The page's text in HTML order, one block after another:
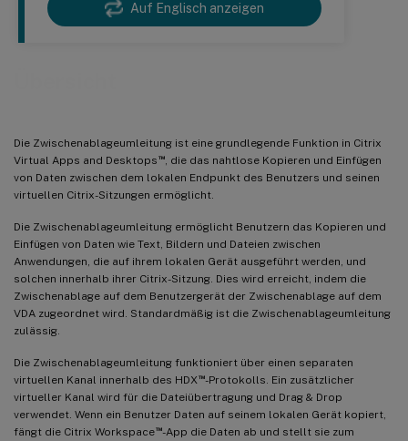
Auf Englisch anzeigen
Die Zwischenablageumleitung ist eine grundlegende Funktion in Citrix
Virtual Apps and Desktops ™, die das nahtlose Kopieren und Einfügen
von Daten zwischen dem lokalen Endpunkt des Benutzers und seinen
virtuellen Citrix-Sitzungen ermöglicht.
Die Zwischenablageumleitung ermöglicht Benutzern das Kopieren und
Einfügen von Daten wie Text, Bildern und Dateien zwischen
Anwendungen, die auf ihrem lokalen Gerät ausgeführt werden, und
solchen innerhalb ihrer Citrix-Sitzung. Dies wird erreicht, indem die
Zwischenablage auf dem Benutzergerät der Zwischenablage auf dem
VDA zugeordnet wird. Standardmäßig ist die Zwischenablageumleitung
zulässig.
Die Zwischenablageumleitung funktioniert über einen separaten
virtuellen Kanal innerhalb des HDX ™-Protokolls. Ein zusätzlicher
virtueller Kanal wird für die Dateiübertragung und Drag & Drop
verwendet. Wenn ein Benutzer Daten auf seinem lokalen Gerät kopiert,
fängt die Citrix Workspace™-App die Daten ab und stellt sie zum